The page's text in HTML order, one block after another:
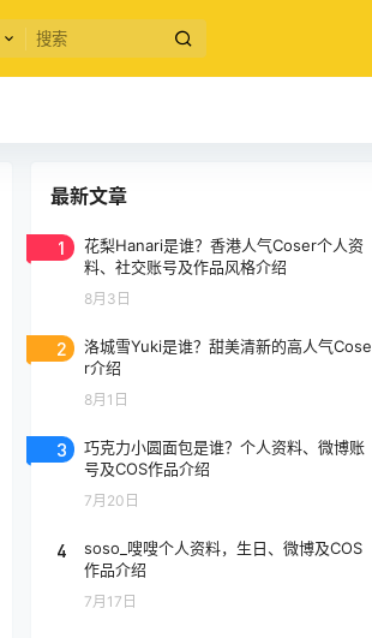
最新文章
1
花梨Hanari是谁？香港人气Coser个人资
料、社交账号及作品风格介绍
8月3日
2
洛城雪Yuki是谁？甜美清新的高人气Cose
r介绍
8月1日
3
巧克力小圆面包是谁？个人资料、微博账
号及COS作品介绍
7月20日
4
soso_嗖嗖个人资料，生日、微博及COS
作品介绍
7月17日